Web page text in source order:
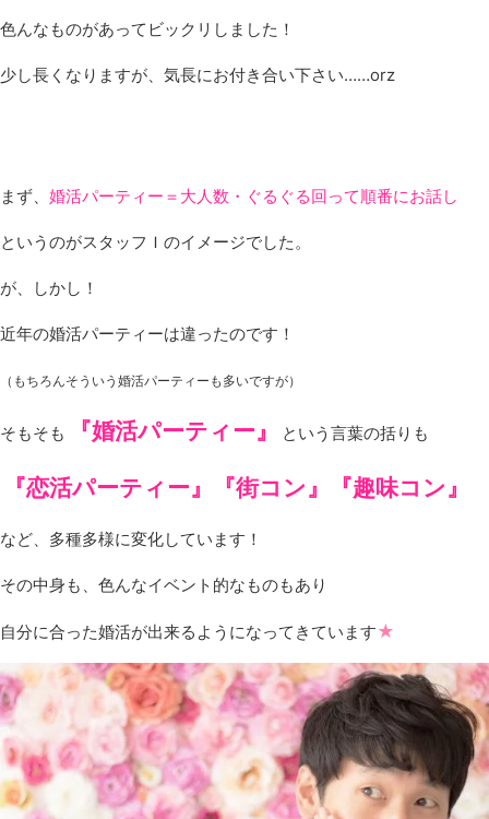
色んなものがあってビックリしました！
少し長くなりますが、気長にお付き合い下さい……orz
まず、 婚活パーティー＝大人数・ぐるぐる回って順番にお話し
というのがスタッフＩのイメージでした。
が、しかし！
近年の婚活パーティーは違ったのです！
（もちろんそういう婚活パーティーも多いですが）
そもそも 『婚活パーティー』 という言葉の括りも
『恋活パーティー』『街コン』『趣味コン』
など、多種多様に変化しています！
その中身も、色んなイベント的なものもあり
自分に合った婚活が出来るようになってきています★